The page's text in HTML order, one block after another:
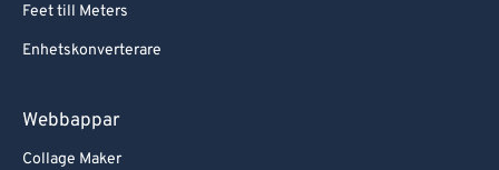
Feet till Meters
Enhetskonverterare
Webbappar
Collage Maker